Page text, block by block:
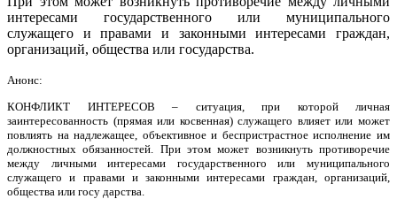
интересами государственного или муниципального
служащего и правами и законными интересами граждан,
организаций, общества или государства.
Анонс:
КОНФЛИКТ ИНТЕРЕСОВ – ситуация, при которой личная
заинтересованность (прямая или косвенная) служащего влияет или может
повлиять на надлежащее, объективное и беспристрастное исполнение им
должностных обязанностей. При этом может возникнуть противоречие
между личными интересами государственного или муниципального
служащего и правами и законными интересами граждан, организаций,
общества или госу дарства.